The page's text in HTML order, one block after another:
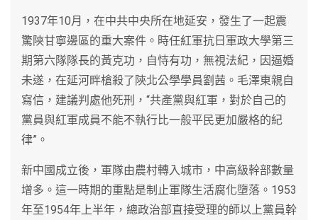
1937年10月，在中共中央所在地延安，發生了一起震
驚陝甘寧邊區的重大案件。時任紅軍抗日軍政大學第三
期第六隊隊長的黃克功，自恃有功，無視法紀，因逼婚
未遂，在延河畔槍殺了陝北公學學員劉茜。毛澤東親自
寫信，建議判處他死刑，“共產黨與紅軍，對於自己的
黨員與紅軍成員不能不執行比一般平民更加嚴格的紀
律”。
新中國成立後，軍隊由農村轉入城市，中高級幹部數量
增多。這一時期的重點是制止軍隊生活腐化墮落。1953
年至1954年上半年，總政治部直接受理的師以上黨員幹